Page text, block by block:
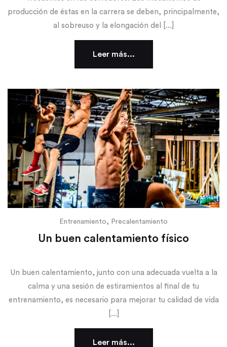
producción de éstas en la carrera se deben, principalmente,
al sobreuso y la elongación del [...]
Leer más...
Entrenamiento, Precalentamiento
Un buen calentamiento físico
Un buen calentamiento, junto con una adecuada vuelta a la
calma y una sesión de estiramientos al final de tu
entrenamiento, es necesario para mejorar tu calidad de vida
[...]
Leer más...